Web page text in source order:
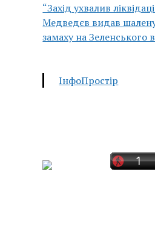
“Захід ухвалив
Медведєв видав
замаху на Зеленського
ІнфоПростір